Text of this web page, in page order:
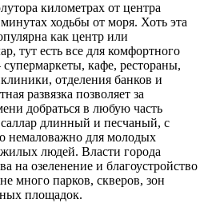
километрах от центра
ходьбы от моря. Хоть эта
как центр или
тут есть все для комфортного
кафе, рестораны,
отделения банков и
развязка позволяет за
добраться в любую часть
длинный и песчаный, с
немаловажно для молодых
людей. Власти города
на озеленение и благоустройство
много парков, скверов, зон
площадок.